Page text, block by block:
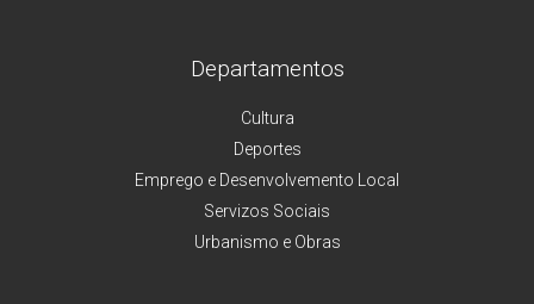
Departamentos
Cultura
Deportes
Emprego e Desenvolvemento Local
Servizos Sociais
Urbanismo e Obras